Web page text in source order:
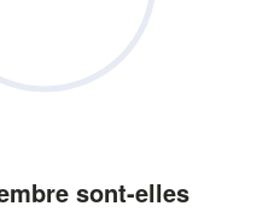
sont-elles